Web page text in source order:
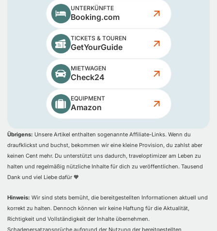
UNTERKÜNFTE
Booking.com
TICKETS & TOUREN
GetYourGuide
MIETWAGEN
Check24
EQUIPMENT
Amazon
Übrigens: Unsere Artikel enthalten sogenannte Affiliate-Links. Wenn du
draufklickst und buchst, bekommen wir eine kleine Provision, du zahlst aber
keinen Cent mehr. Du unterstützt uns dadurch, traveloptimizer am Leben zu
halten und regelmäßig nützliche Inhalte für dich zu veröffentlichen. Tausend
Dank und viel Liebe dafür 🧡
Hinweis: Wir sind stets bemüht, die bereitgestellten Informationen aktuell und
korrekt zu halten. Dennoch können wir keine Haftung für die Aktualität,
Richtigkeit und Vollständigkeit der Inhalte übernehmen.
Schadenersatzansprüche aufgrund der Nutzung der bereitgestellten